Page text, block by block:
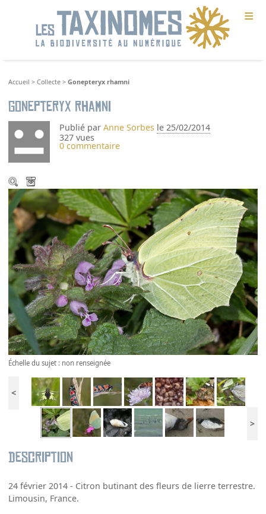
≡
Accueil >Collecte >Gonepteryx rhamni
Gonepteryx rhamni
Publié parAnne Sorbes le 25/02/2014
327 vues
0 commentaire
Échelle du sujet : non renseignée
<
>
Description
24 février 2014 - Citron butinant des fleurs de lierre terrestre.
Limousin, France.